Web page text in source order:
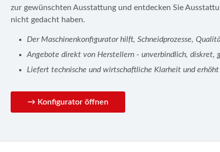
zur gewünschten Ausstattung und entdecken Sie
nicht gedacht haben.
Der Maschinenkonfigurator hilft, Schneidprozesse,
Angebote direkt von Herstellern - unverbindlich, diskret,
Liefert technische und wirtschaftliche Klarheit und
→ Konfigurator öffnen